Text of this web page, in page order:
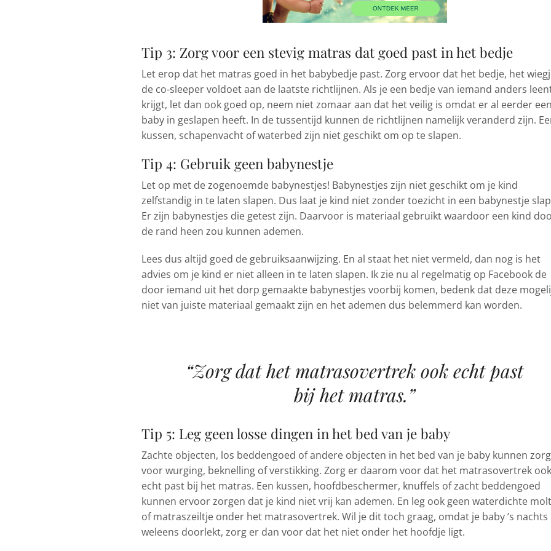
Tip 3: Zorg voor een stevig matras dat goed past in het bedje
Let erop dat het matras goed in het babybedje past. Zorg ervoor dat het bedje, het
de co-sleeper voldoet aan de laatste richtlijnen. Als je een bedje van iemand anders
krijgt, let dan ook goed op, neem niet zomaar aan dat het veilig is omdat er al eerder een
baby in geslapen heeft. In de tussentijd kunnen de richtlijnen namelijk veranderd zijn.
kussen, schapenvacht of waterbed zijn niet geschikt om op te slapen.
Tip 4: Gebruik geen babynestje
Let op met de zogenoemde babynestjes! Babynestjes zijn niet geschikt om je kind
zelfstandig in te laten slapen. Dus laat je kind niet zonder toezicht in een babynestje
Er zijn babynestjes die getest zijn. Daarvoor is materiaal gebruikt waardoor een kind
de rand heen zou kunnen ademen.
Lees dus altijd goed de gebruiksaanwijzing. En al staat het niet vermeld, dan nog is het
advies om je kind er niet alleen in te laten slapen. Ik zie nu al regelmatig op Facebook de
door iemand uit het dorp gemaakte babynestjes voorbij komen, bedenk dat deze
niet van juiste materiaal gemaakt zijn en het ademen dus belemmerd kan worden.
“Zorg dat het matrasovertrek ook echt past
bij het matras.”
Tip 5: Leg geen losse dingen in het bed van je baby
Zachte objecten, los beddengoed of andere objecten in het bed van je baby kunnen
voor wurging, beknelling of verstikking. Zorg er daarom voor dat het matrasovertrek ook
echt past bij het matras. Een kussen, hoofdbeschermer, knuffels of zacht beddengoed
kunnen ervoor zorgen dat je kind niet vrij kan ademen. En leg ook geen waterdichte
of matraszeiltje onder het matrasovertrek. Wil je dit toch graag, omdat je baby ’s nachts
weleens doorlekt, zorg er dan voor dat het niet onder het hoofdje ligt.